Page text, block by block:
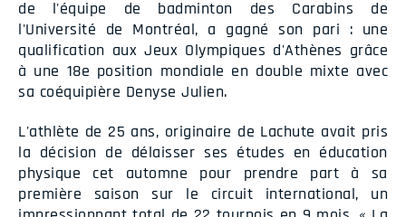
de l'équipe de badminton des Carabins de
l'Université de Montréal, a gagné son pari : une
qualification aux Jeux Olympiques d'Athènes grâce
à une 18e position mondiale en double mixte avec
sa coéquipière Denyse Julien.
L'athlète de 25 ans, originaire de Lachute avait pris
la décision de délaisser ses études en éducation
physique cet automne pour prendre part à sa
première saison sur le circuit international, un